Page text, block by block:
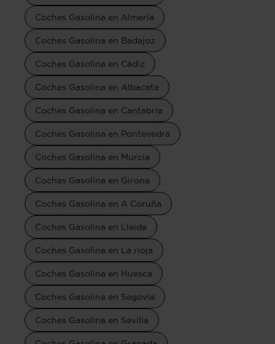
Coches Gasolina en Almería
Coches Gasolina en Badajoz
Coches Gasolina en Cádiz
Coches Gasolina en Albacete
Coches Gasolina en Cantabria
Coches Gasolina en Pontevedra
Coches Gasolina en Murcia
Coches Gasolina en Girona
Coches Gasolina en A Coruña
Coches Gasolina en Lleida
Coches Gasolina en La rioja
Coches Gasolina en Huesca
Coches Gasolina en Segovia
Coches Gasolina en Sevilla